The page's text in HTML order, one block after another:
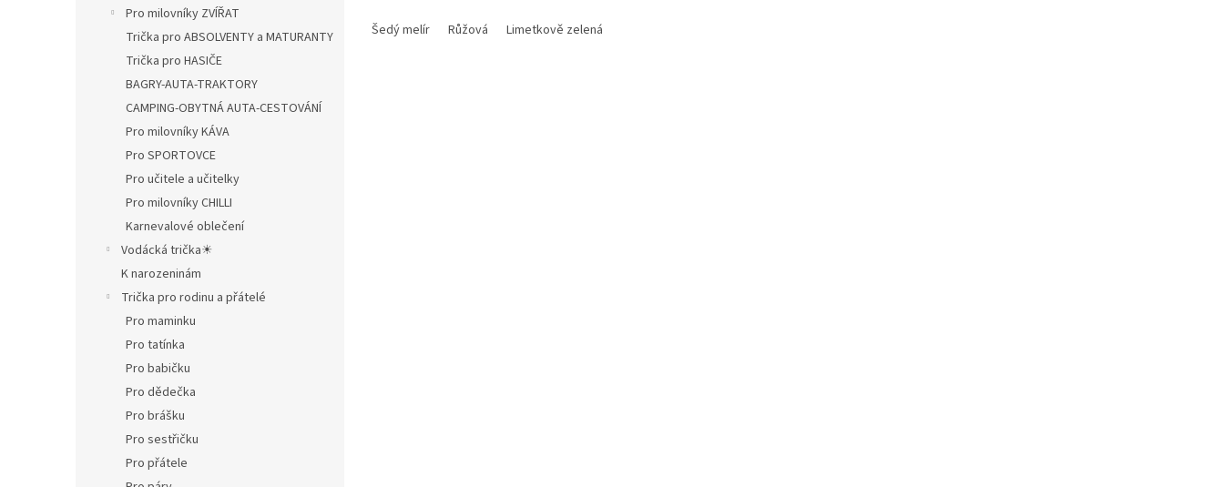
Pro milovníky ZVÍŘAT
Trička pro ABSOLVENTY a MATURANTY
Trička pro HASIČE
BAGRY-AUTA-TRAKTORY
CAMPING-OBYTNÁ AUTA-CESTOVÁNÍ
Pro milovníky KÁVA
Pro SPORTOVCE
Pro učitele a učitelky
Pro milovníky CHILLI
Karnevalové oblečení
Vodácká trička☀
K narozeninám
Trička pro rodinu a přátelé
Pro maminku
Pro tatínka
Pro babičku
Pro dědečka
Pro brášku
Pro sestřičku
Pro přátele
Šedý melír Růžová Limetkově zelená